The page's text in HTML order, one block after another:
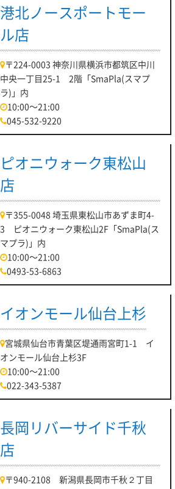
港北ノースポートモー
ル店
〒224-0003 神奈川県横浜市都筑区中川
中央一丁目25-1 2階「SmaPla(スマプ
ラ)」内
10:00～21:00
045-532-9220
ピオニウォーク東松山
店
〒355-0048 埼玉県東松山市あずま町4-
3 ピオニウォーク東松山2F「SmaPla(ス
マプラ)」内
10:00～21:00
0493-53-6863
イオンモール仙台上杉
宮城県仙台市青葉区堤通雨宮町1-1 イ
オンモール仙台上杉3F
10:00～21:00
022-343-5387
長岡リバーサイド千秋
店
〒940-2108 新潟県長岡市千秋２丁目